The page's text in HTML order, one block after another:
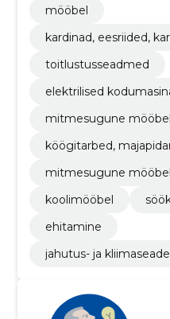
mööbel
kardinad, eesriided,
toitlustusseadmed
elektrilised
mitmesugune mööbel
köögitarbed,
mitmesugune
koolimööbel
ehitamine
jahutus- ja